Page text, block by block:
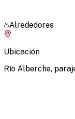
Alrededores
Ubicación
Río Alberche,